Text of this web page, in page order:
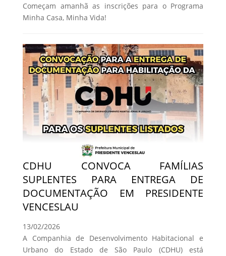
Começam amanhã as inscrições para o Programa
Minha Casa, Minha Vida!
CDHU CONVOCA FAMÍLIAS
SUPLENTES PARA ENTREGA DE
DOCUMENTAÇÃO EM PRESIDENTE
VENCESLAU
13/02/2026
A Companhia de Desenvolvimento Habitacional e
Urbano do Estado de São Paulo (CDHU) está